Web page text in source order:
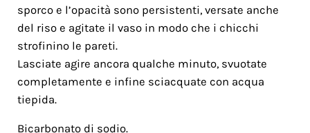
sporco e l’opacità sono persistenti, versate anche
del riso e agitate il vaso in modo che i chicchi
strofinino le pareti.
Lasciate agire ancora qualche minuto, svuotate
completamente e infine sciacquate con acqua
tiepida.
Bicarbonato di sodio.